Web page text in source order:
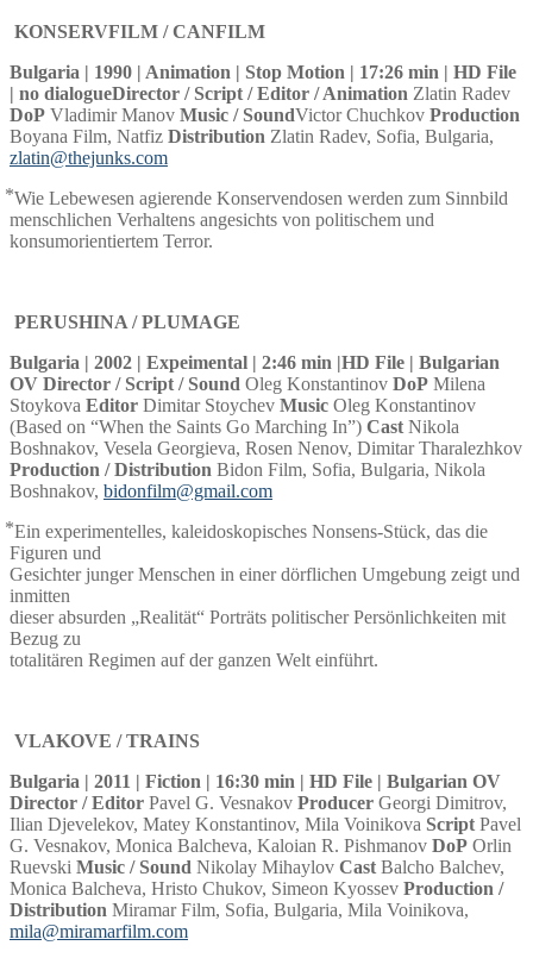
KONSERVFILM / CANFILM
Bulgaria | 1990 | Animation | Stop Motion | 17:26 min | HD File
| no dialogueDirector / Script / Editor / Animation Zlatin Radev
DoP Vladimir Manov Music / SoundVictor Chuchkov Production
Boyana Film, Natfiz Distribution Zlatin Radev, Sofia, Bulgaria,
zlatin@thejunks.com
⃰ Wie Lebewesen agierende Konservendosen werden zum Sinnbild
menschlichen Verhaltens angesichts von politischem und
konsumorientiertem Terror.
PERUSHINA / PLUMAGE
Bulgaria | 2002 | Expeimental | 2:46 min |HD File | Bulgarian
OV Director / Script / Sound Oleg Konstantinov DoP Milena
Stoykova Editor Dimitar Stoychev Music Oleg Konstantinov
(Based on “When the Saints Go Marching In”) Cast Nikola
Boshnakov, Vesela Georgieva, Rosen Nenov, Dimitar Tharalezhkov
Production / Distribution Bidon Film, Sofia, Bulgaria, Nikola
Boshnakov, bidonfilm@gmail.com
⃰ Ein experimentelles, kaleidoskopisches Nonsens-Stück, das die
Figuren und
Gesichter junger Menschen in einer dörflichen Umgebung zeigt und
inmitten
dieser absurden „Realität“ Porträts politischer Persönlichkeiten mit
Bezug zu
totalitären Regimen auf der ganzen Welt einführt.
VLAKOVE / TRAINS
Bulgaria | 2011 | Fiction | 16:30 min | HD File | Bulgarian OV
Director / Editor Pavel G. Vesnakov Producer Georgi Dimitrov,
Ilian Djevelekov, Matey Konstantinov, Mila Voinikova Script Pavel
G. Vesnakov, Monica Balcheva, Kaloian R. Pishmanov DoP Orlin
Ruevski Music / Sound Nikolay Mihaylov Cast Balcho Balchev,
Monica Balcheva, Hristo Chukov, Simeon Kyossev Production /
Distribution Miramar Film, Sofia, Bulgaria, Mila Voinikova,
mila@miramarfilm.com